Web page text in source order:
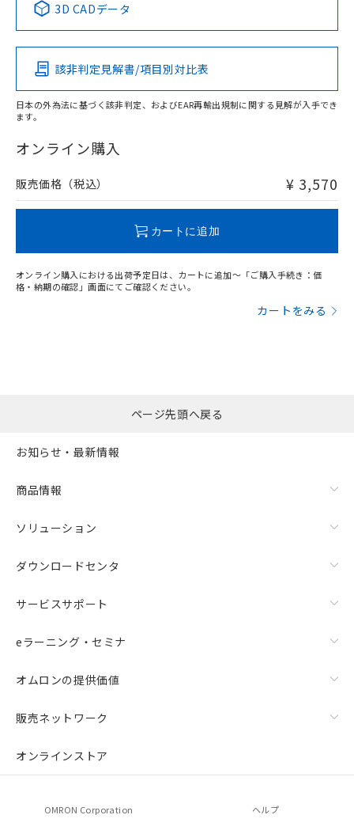
Pb Hg Cd Cr(VI)
O
在庫等で未対応品が混在する可能性があります。
問い合わせください。
3D CADデータ
該非判定見解書/項目別対比表
日本の外為法に基づく該非判定、およびEAR再輸出規制に関する見解が入手でき
ます。
オンライン購入
販売価格（税込） ¥ 3,570
カートに追加
オンライン購入における出荷予定日は、カートに追加～「ご購入手続き：価
格・納期の確認」画面にてご確認ください。
カートをみる
ページ先頭へ戻る
お知らせ・最新情報
商品情報
ソリューション
ダウンロードセンタ
サービスサポート
eラーニング・セミナ
オムロンの提供価値
販売ネットワーク
オンラインストア
OMRON Corporation ヘルプ